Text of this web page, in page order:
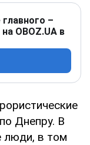
–
OBOZ.UA в
Днепру. В
люди, в том